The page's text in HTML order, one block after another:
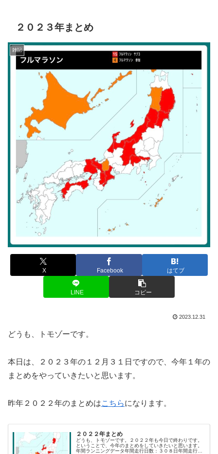
２０２３年まとめ
雑記
X Facebook はてブ
LINE コピー
2023.12.31
どうも、トモゾーです。
本日は、２０２３年の１２月３１日ですので、今年１年の
まとめをやっていきたいと思います。
昨年２０２２年のまとめはこちらになります。
２０２２年まとめ
どうも、トモゾーです。２０２２年も今日で終わりです。
ということで、今年のまとめをしていきたいと思います。
年間ランニングデータ年間走行日数：３０８日年間走行距